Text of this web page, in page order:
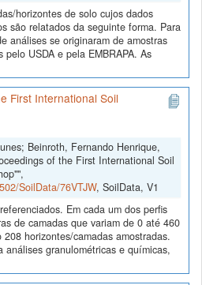
horizontes de solo cujos dados
são relatados da seguinte forma. Para
análises se originaram de amostras
USDA e pela EMBRAPA. As
First International Soil
Beinroth, Fernando Henrique,
of the First International Soil
SoilData/76VTJW, SoilData, V1
Em cada um dos perfis
de camadas que variam de 0 até 460
horizontes/camadas amostradas.
análises granulométricas e químicas,